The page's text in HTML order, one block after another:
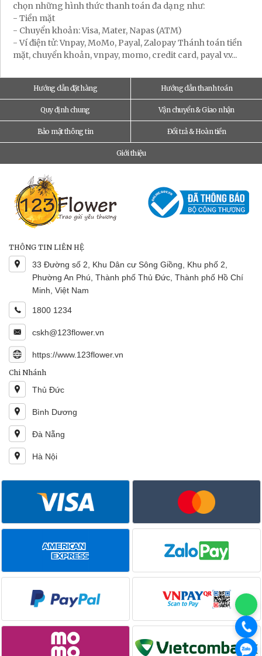
chọn những hình thức thanh toán đa dạng như:
- Tiền mặt
- Chuyển khoản: Visa, Mater, Napas (ATM)
- Ví điện tử: Vnpay, MoMo, Payal, Zalopay Thánh toán tiền
mặt, chuyển khoản, vnpay, momo, credit card, payal v.v...
Hướng dẫn đặt hàng Hướng dẫn thanh toán
Quy định chung Vận chuyển & Giao nhận
Bảo mật thông tin Đổi trả & Hoàn tiền
Giới thiệu
THÔNG TIN LIÊN HỆ
33 Đường số 2, Khu Dân cư Sông Giồng, Khu phố 2,
Phường An Phú, Thành phố Thủ Đức, Thành phố Hồ Chí
Minh, Việt Nam
1800 1234
cskh@123flower.vn
https://www.123flower.vn
Chi Nhánh
Thủ Đức
Bình Dương
Đà Nẵng
Hà Nội